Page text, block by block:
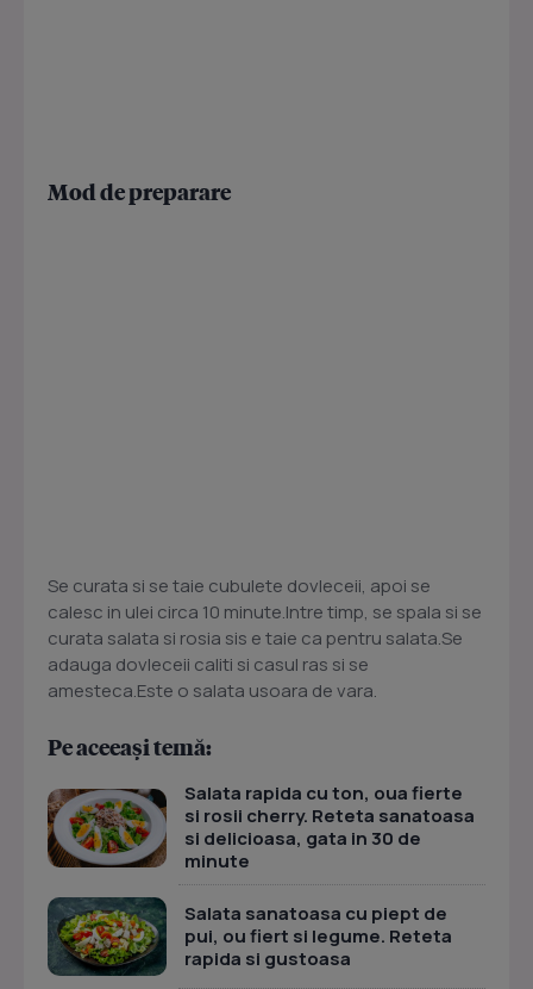
Mod de preparare
Se curata si se taie cubulete dovleceii, apoi se
calesc in ulei circa 10 minute.Intre timp, se spala si se
curata salata si rosia sis e taie ca pentru salata.Se
adauga dovleceii caliti si casul ras si se
amesteca.Este o salata usoara de vara.
Pe aceeași temă:
Salata rapida cu ton, oua fierte
si rosii cherry. Reteta sanatoasa
si delicioasa, gata in 30 de
minute
Salata sanatoasa cu piept de
pui, ou fiert si legume. Reteta
rapida si gustoasa